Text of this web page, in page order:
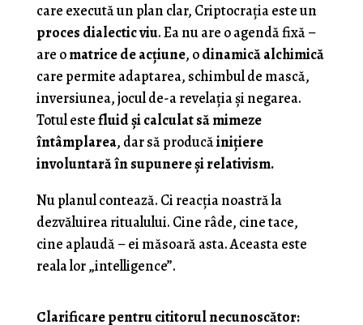
care execută un plan clar, Criptocrația este un
proces dialectic viu. Ea nu are o agendă fixă –
are omatrice de acțiune, odinamică alchimică
care permite adaptarea, schimbul de mască,
inversiunea, jocul de-a revelația și negarea.
Totul estefluid și calculat să mimeze
întâmplarea, dar să producăinițiere
involuntară în supunere și relativism.
Nu planul contează. Ci reacția noastră la
dezvăluirea ritualului. Cine râde, cine tace,
cine aplaudă – ei măsoară asta. Aceasta este
reala lor „intelligence”.
Clarificare pentru cititorul necunoscător: